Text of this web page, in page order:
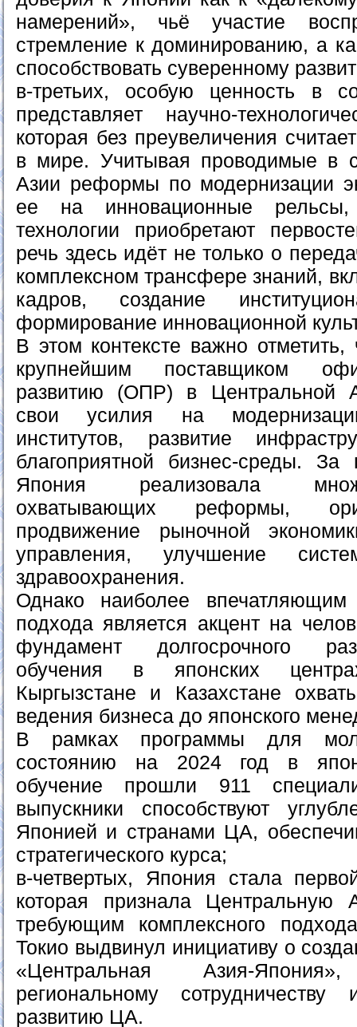
намерений», чьё участие
стремление к доминированию, а
способствовать суверенному
в-третьих, особую ценность в
представляет научно-
которая без преувеличения
в мире. Учитывая проводимые в
Азии реформы по модернизации
ее на инновационные
технологии приобретают
речь здесь идёт не только о
комплексном трансфере знаний,
кадров, создание
формирование инновационной
В этом контексте важно
крупнейшим поставщиком
развитию (ОПР) в Центральной
свои усилия на
институтов, развитие
благоприятной бизнес-среды. За
Япония реализовала
охватывающих реформы,
продвижение рыночной
управления, улучшение
здравоохранения.
Однако наиболее впечатляющим
подхода является акцент на
фундамент долгосрочного
обучения в японских
Кыргызстане и Казахстане
ведения бизнеса до японского
В рамках программы для
состоянию на 2024 год в
обучение прошли 911
выпускники способствуют
Японией и странами ЦА,
стратегического курса;
в-четвертых, Япония стала
которая признала Центральную
требующим комплексного
Токио выдвинул инициативу о
«Центральная Азия-
региональному сотрудничеству
развитию ЦА.